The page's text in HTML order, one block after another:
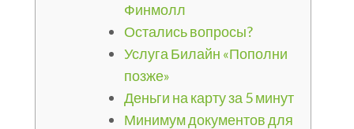
Финмолл
Остались вопросы?
Услуга Билайн «Пополни
позже»
Деньги на карту за 5 минут
Минимум документов для